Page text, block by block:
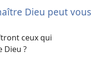
Dieu peut vous
ceux qui
Dieu ?